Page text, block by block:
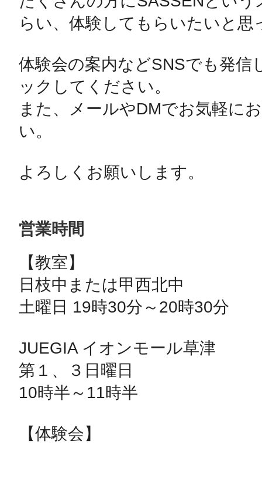
らい、体験してもらいたいと思
体験会の案内などSNSでも発信
ックしてください。
また、メールやDMでお気軽に
い。
営業時間
【教室】
日枝中または甲西北中
土曜日 19時30分～20時30分
JUEGIA イオンモール草津
第１、３日曜日
10時半～11時半
【体験会】